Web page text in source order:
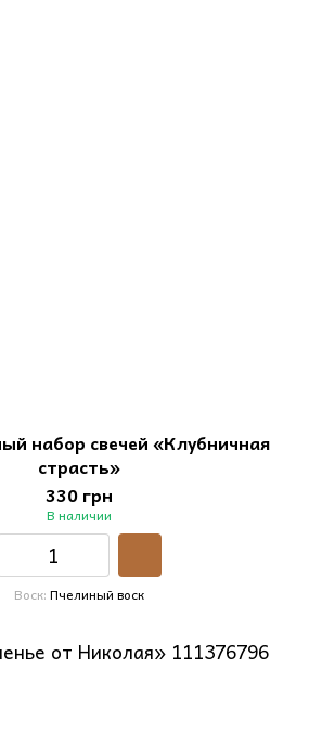
набор свечей «Клубничная
страсть»
330 грн
В наличии
Воск Пчелиный воск